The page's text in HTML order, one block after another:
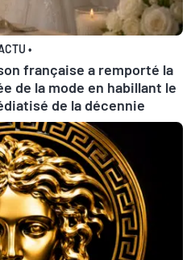
•
française a remporté la
de la mode en habillant le
de la décennie